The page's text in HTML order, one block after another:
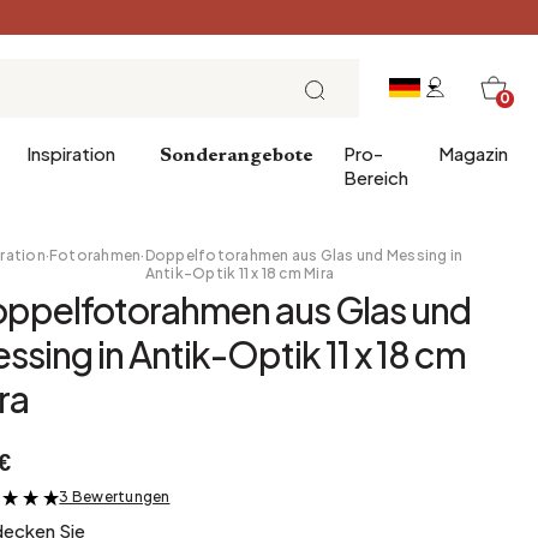
0
für das Badezimmer
Eintrag
Esszimmer
Inspiration
Frühstück
Brunch
Sonderangebote
Pro-
Bereich
Magazin
·Fotorahmen· Doppelfotorahmen aus Glas und Messing in
Antik-Optik 11 x 18 cm Mira
aus Glas und
in Antik-Optik 11 x 18 cm
&
3 Bewertungen
Sie